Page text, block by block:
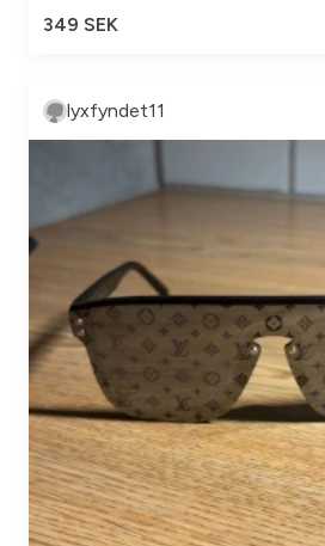
349 SEK
lyxfyndet11